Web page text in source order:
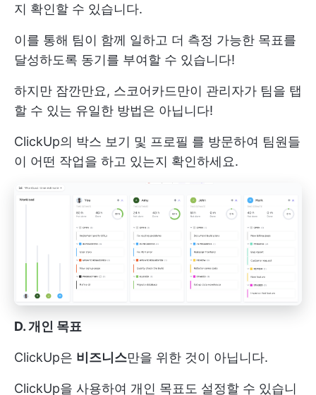
지 확인할 수 있습니다.
이를 통해 팀이 함께 일하고 더 측정 가능한 목표를
달성하도록 동기를 부여할 수 있습니다!
하지만 잠깐만요, 스코어카드만이 관리자가 팀을 탭
할 수 있는 유일한 방법은 아닙니다!
ClickUp의 박스 보기 및 프로필 를 방문하여 팀원들
이 어떤 작업을 하고 있는지 확인하세요.
D. 개인 목표
ClickUp은 비즈니스만을 위한 것이 아닙니다.
ClickUp을 사용하여 개인 목표도 설정할 수 있습니